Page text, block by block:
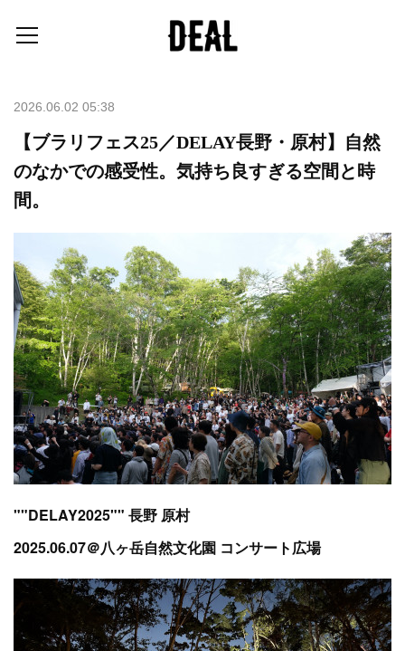
2026.06.02 05:38
【ブラリフェス25／DELAY長野・原村】自然
のなかでの感受性。気持ち良すぎる空間と時
間。
""DELAY2025"" 長野 原村
2025.06.07＠八ヶ岳自然文化園 コンサート広場